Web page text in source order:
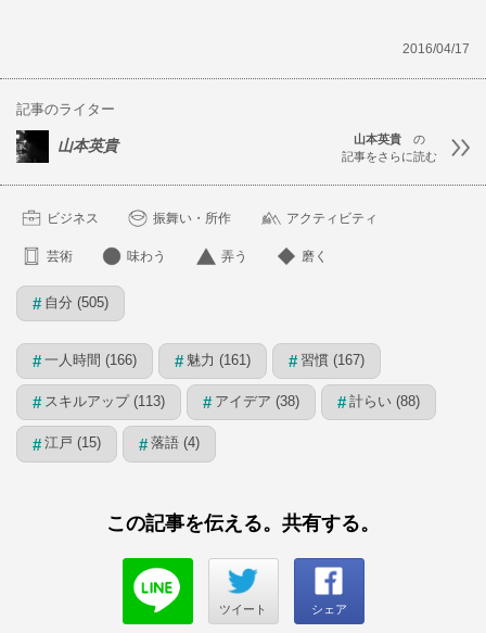
2016/04/17
記事のライター
山本英貴 山本英貴 の
記事をさらに読む
ビジネス 振舞い・所作 アクティビティ
芸術 味わう 弄う 磨く
# 自分 (505)
# 一人時間 (166) # 魅力 (161) # 習慣 (167)
# スキルアップ (113) # アイデア (38) # 計らい (88)
# 江戸 (15) # 落語 (4)
この記事を伝える。共有する。
ツイート シェア